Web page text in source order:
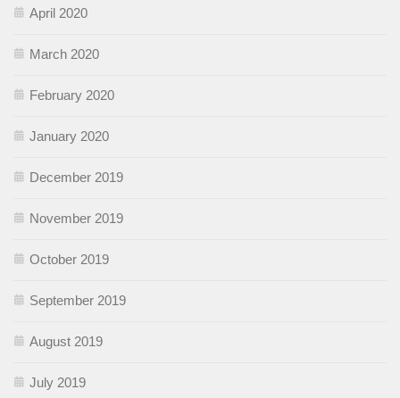
April 2020
March 2020
February 2020
January 2020
December 2019
November 2019
October 2019
September 2019
August 2019
July 2019